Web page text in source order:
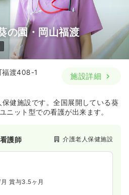
の園・岡山福渡
福渡408-1
施設詳細
健施設です。全国展開している葵
ニット型での看護が出来ます。
護師 介護老人保健施設
賞与3.5ヶ月